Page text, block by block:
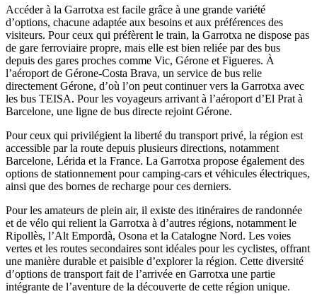
Accéder à la Garrotxa est facile grâce à une grande variété
d’options, chacune adaptée aux besoins et aux préférences des
visiteurs. Pour ceux qui préfèrent le train, la Garrotxa ne dispose pas
de gare ferroviaire propre, mais elle est bien reliée par des bus
depuis des gares proches comme Vic, Gérone et Figueres. À
l’aéroport de Gérone-Costa Brava, un service de bus relie
directement Gérone, d’où l’on peut continuer vers la Garrotxa avec
les bus TEISA. Pour les voyageurs arrivant à l’aéroport d’El Prat à
Barcelone, une ligne de bus directe rejoint Gérone.
Pour ceux qui privilégient la liberté du transport privé, la région est
accessible par la route depuis plusieurs directions, notamment
Barcelone, Lérida et la France. La Garrotxa propose également des
options de stationnement pour camping-cars et véhicules électriques,
ainsi que des bornes de recharge pour ces derniers.
Pour les amateurs de plein air, il existe des itinéraires de randonnée
et de vélo qui relient la Garrotxa à d’autres régions, notamment le
Ripollès, l’Alt Empordà, Osona et la Catalogne Nord. Les voies
vertes et les routes secondaires sont idéales pour les cyclistes, offrant
une manière durable et paisible d’explorer la région. Cette diversité
d’options de transport fait de l’arrivée en Garrotxa une partie
intégrante de l’aventure de la découverte de cette région unique.